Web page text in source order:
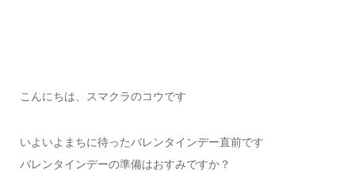
こんにちは、スマクラのコウです
いよいよまちに待ったバレンタインデー直前です
バレンタインデーの準備はおすみですか？